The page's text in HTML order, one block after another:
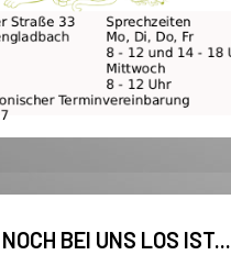
BEI UNS LOS IST...